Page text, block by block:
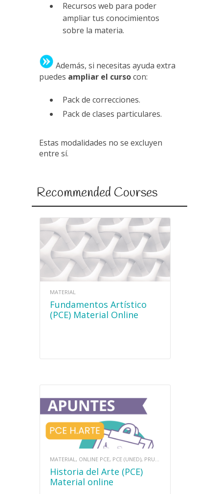
Recursos web para poder
ampliar tus conocimientos
sobre la materia.
Además, si necesitas ayuda extra
puedes ampliar el cursocon:
Pack de correcciones.
Pack de clases particulares.
Estas modalidades no se excluyen
entre sí.
Recommended Courses
MATERIAL
Fundamentos Artístico
(PCE) Material Online
Historia del Arte (PCE)
Material online